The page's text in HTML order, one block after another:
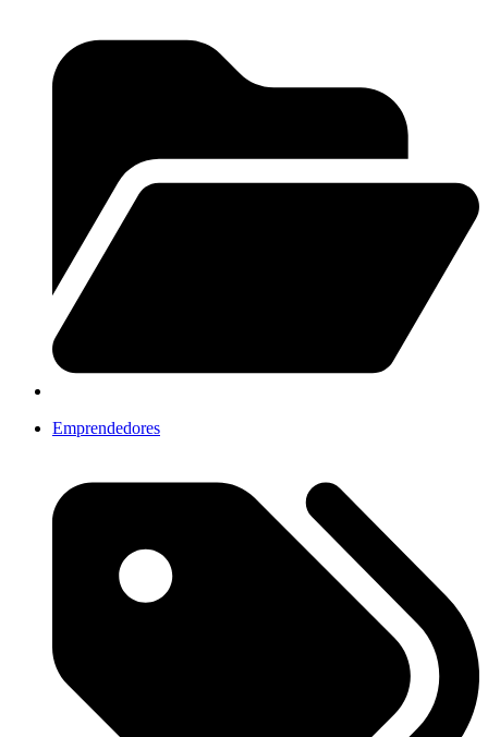
Emprendedores